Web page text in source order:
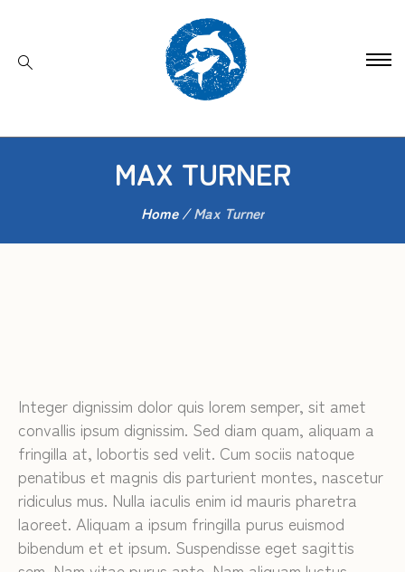
MAX TURNER
Home /Max Turner
Integer dignissim dolor quis lorem semper, sit amet
convallis ipsum dignissim. Sed diam quam, aliquam a
fringilla at, lobortis sed velit. Cum sociis natoque
penatibus et magnis dis parturient montes, nascetur
ridiculus mus. Nulla iaculis enim id mauris pharetra
laoreet. Aliquam a ipsum fringilla purus euismod
bibendum et et ipsum. Suspendisse eget sagittis